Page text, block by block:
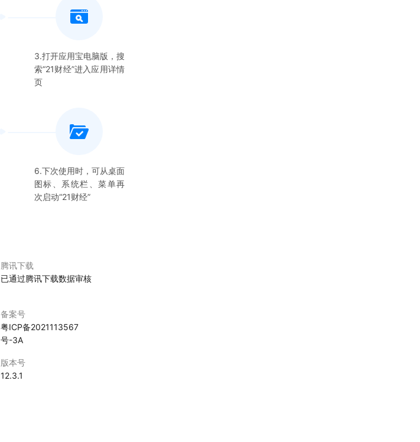
3.打开应用宝电脑版，搜
索“21财经”进入应用详情
页
6.下次使用时，可从桌面
图标、系统栏、菜单再
次启动“21财经”
腾讯下载
已通过腾讯下载数据审核
备案号
粤ICP备2021113567
号-3A
版本号
12.3.1